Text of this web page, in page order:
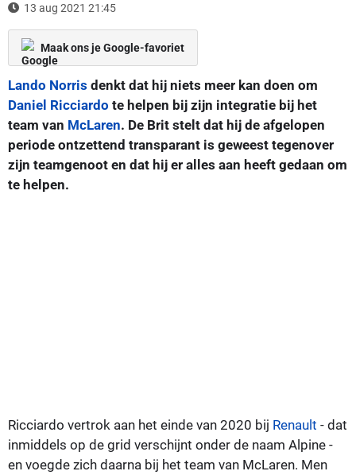
13 aug 2021 21:45
Maak ons je Google-favoriet
Lando Norris denkt dat hij niets meer kan doen om
Daniel Ricciardo te helpen bij zijn integratie bij het
team van McLaren. De Brit stelt dat hij de afgelopen
periode ontzettend transparant is geweest tegenover
zijn teamgenoot en dat hij er alles aan heeft gedaan om
te helpen.
Ricciardo vertrok aan het einde van 2020 bij Renault - dat
inmiddels op de grid verschijnt onder de naam Alpine -
en voegde zich daarna bij het team van McLaren. Men